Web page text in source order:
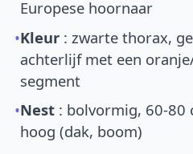
Europese hoornaar
•Kleur : zwarte thorax,
achterlijf met een
segment
•Nest : bolvormig, 60-80
hoog (dak, boom)